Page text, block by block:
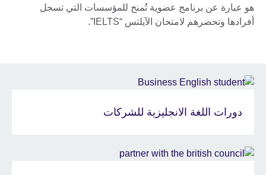
هو عبارة عن برنامج عضوية تُمنح للمؤسسات التي تسجل
أفرادها وتحضرهم لامتحان الآيلتس “IELTS”.
دورات اللغة الانجليزية للشركات